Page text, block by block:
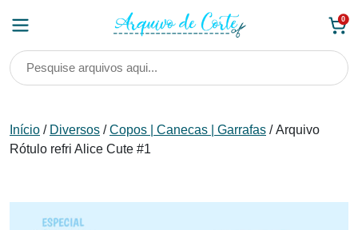
0
Início / Diversos /Copos | Canecas | Garrafas / Arquivo
Rótulo refri Alice Cute #1